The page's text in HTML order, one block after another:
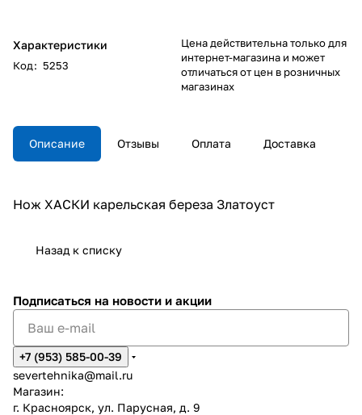
Характеристики
Код: 5253
Цена действительна только для
интернет-магазина и может
отличаться от цен в розничных
магазинах
Описание Отзывы Оплата Доставка
Нож ХАСКИ карельская береза Златоуст
Назад к списку
Подписаться на новости и акции
+7 (953) 585-00-39
severtehnika@mail.ru
Магазин:
г. Красноярск, ул. Парусная, д. 9